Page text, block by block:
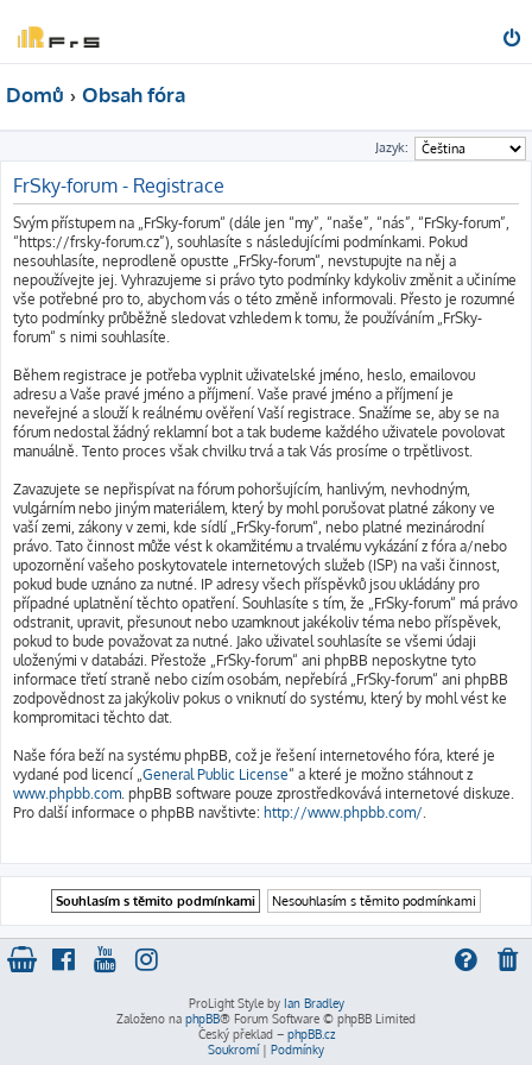
Domů Obsah fóra
Jazyk:
FrSky-forum - Registrace
Svým přístupem na „FrSky-forum“ (dále jen “my”, “naše”, “nás”, “FrSky-forum”,
“https://frsky-forum.cz”), souhlasíte s následujícími podmínkami. Pokud
nesouhlasíte, neprodleně opusťte „FrSky-forum“, nevstupujte na něj a
nepoužívejte jej. Vyhrazujeme si právo tyto podmínky kdykoliv změnit a učiníme
vše potřebné pro to, abychom vás o této změně informovali. Přesto je rozumné
tyto podmínky průběžně sledovat vzhledem k tomu, že používáním „FrSky-
forum“ s nimi souhlasíte.
Během registrace je potřeba vyplnit uživatelské jméno, heslo, emailovou
adresu a Vaše pravé jméno a příjmení. Vaše pravé jméno a příjmení je
neveřejné a slouží k reálnému ověření Vaší registrace. Snažíme se, aby se na
fórum nedostal žádný reklamní bot a tak budeme každého uživatele povolovat
manuálně. Tento proces však chvilku trvá a tak Vás prosíme o trpětlivost.
Zavazujete se nepřispívat na fórum pohoršujícím, hanlivým, nevhodným,
vulgárním nebo jiným materiálem, který by mohl porušovat platné zákony ve
vaší zemi, zákony v zemi, kde sídlí „FrSky-forum“, nebo platné mezinárodní
právo. Tato činnost může vést k okamžitému a trvalému vykázání z fóra a/nebo
upozornění vašeho poskytovatele internetových služeb (ISP) na vaši činnost,
pokud bude uznáno za nutné. IP adresy všech příspěvků jsou ukládány pro
případné uplatnění těchto opatření. Souhlasíte s tím, že „FrSky-forum“ má právo
odstranit, upravit, přesunout nebo uzamknout jakékoliv téma nebo příspěvek,
pokud to bude považovat za nutné. Jako uživatel souhlasíte se všemi údaji
uloženými v databázi. Přestože „FrSky-forum“ ani phpBB neposkytne tyto
informace třetí straně nebo cizím osobám, nepřebírá „FrSky-forum“ ani phpBB
zodpovědnost za jakýkoliv pokus o vniknutí do systému, který by mohl vést ke
kompromitaci těchto dat.
Naše fóra beží na systému phpBB, což je řešení internetového fóra, které je
vydané pod licencí „General Public License“ a které je možno stáhnout z
www.phpbb.com. phpBB software pouze zprostředkovává internetové diskuze.
Pro další informace o phpBB navštivte: http://www.phpbb.com/.
ProLight Style by Ian Bradley
Založeno na phpBB® Forum Software © phpBB Limited
Český překlad – phpBB.cz
Soukromí| Podmínky